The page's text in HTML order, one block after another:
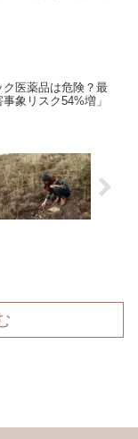
医薬品は危険？最
象リスク54%増」